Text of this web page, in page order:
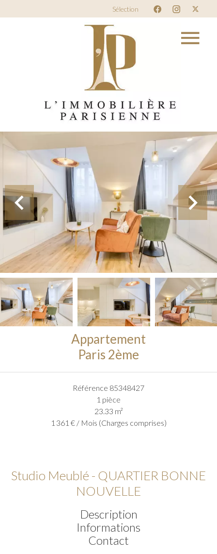
Sélection
Appartement
Paris 2ème
Référence 85348427
1 pièce
23.33 m²
1 361 € / Mois (Charges comprises)
Studio Meublé - QUARTIER BONNE
NOUVELLE
Description
Informations
Contact